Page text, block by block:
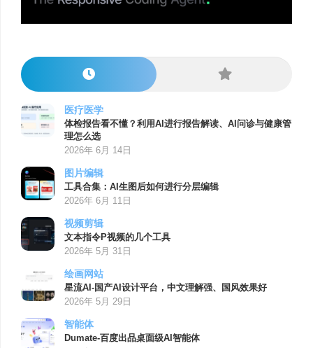
医疗医学
体检报告看不懂？利用AI进行报告解读、AI问诊与健康管
理怎么选
2026年 6月 14日
图片编辑
工具合集：AI生图后如何进行分层编辑
2026年 6月 11日
视频剪辑
文本指令P视频的几个工具
2026年 5月 31日
绘画网站
星流AI-国产AI设计平台，中文理解强、国风效果好
2026年 5月 29日
智能体
Dumate-百度出品桌面级AI智能体